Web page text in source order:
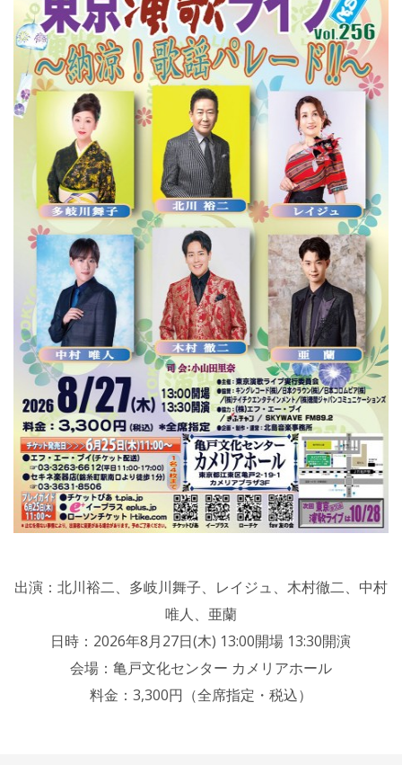
出演：北川裕二、多岐川舞子、レイジュ、木村徹二、中村
唯人、亜蘭
日時：2026年8月27日(木) 13:00開場 13:30開演
会場：亀戸文化センター カメリアホール
料金：3,300円（全席指定・税込）